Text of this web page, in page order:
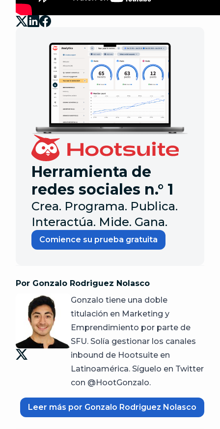
Herramienta de
redes sociales n.° 1
Crea. Programa. Publica.
Interactúa. Mide. Gana.
Comience su prueba gratuita
Por Gonzalo Rodriguez Nolasco
Gonzalo tiene una doble
titulación en Marketing y
Emprendimiento por parte de
SFU. Solía gestionar los canales
inbound de Hootsuite en
Latinoamérica. Síguelo en Twitter
con @HootGonzalo.
Leer más por Gonzalo Rodriguez Nolasco